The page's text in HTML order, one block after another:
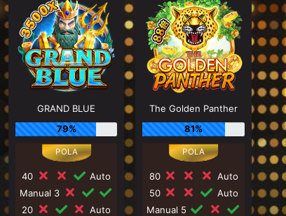
GRAND BLUE
79%
40
Auto
Manual 3
20
Auto
The Golden Panther
81%
80
Auto
50
Auto
Manual 5